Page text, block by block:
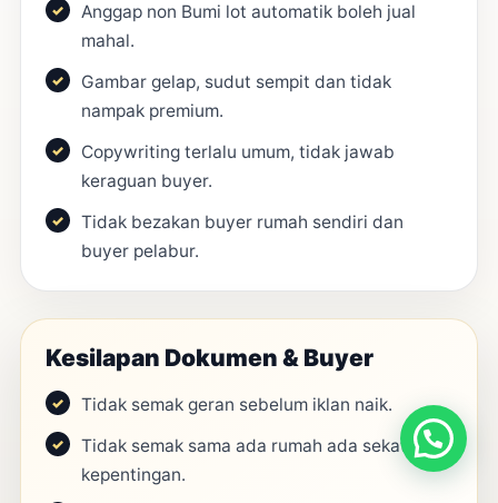
Anggap non Bumi lot automatik boleh jual
mahal.
Gambar gelap, sudut sempit dan tidak
nampak premium.
Copywriting terlalu umum, tidak jawab
keraguan buyer.
Tidak bezakan buyer rumah sendiri dan
buyer pelabur.
Kesilapan Dokumen & Buyer
Tidak semak geran sebelum iklan naik.
Tidak semak sama ada rumah ada sekatan
kepentingan.